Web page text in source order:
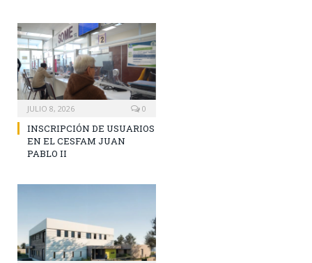
JULIO 8, 2026 0
INSCRIPCIÓN DE USUARIOS
EN EL CESFAM JUAN
PABLO II